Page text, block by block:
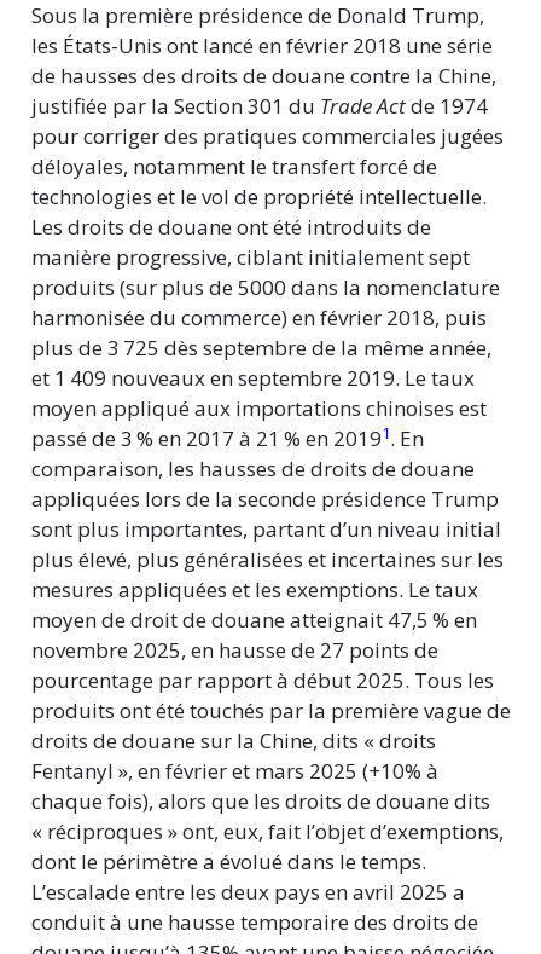
Sous la première présidence de Donald Trump,
les États-Unis ont lancé en février 2018 une série
de hausses des droits de douane contre la Chine,
justifiée par la Section 301 du Trade Actde 1974
pour corriger des pratiques commerciales jugées
déloyales, notamment le transfert forcé de
technologies et le vol de propriété intellectuelle.
Les droits de douane ont été introduits de
manière progressive, ciblant initialement sept
produits (sur plus de 5000 dans la nomenclature
harmonisée du commerce) en février 2018, puis
plus de3 725 dès septembre de la même année,
et 1 409 nouveaux en septembre 2019. Le taux
moyen appliqué aux importations chinoises est
passé de3 % en 2017 à 21 % en 20191. En
comparaison, les hausses de droits de douane
appliquées lors de la seconde présidence Trump
sont plus importantes, partant d’un niveau initial
plus élevé, plus généralisées et incertaines sur les
mesures appliquées et les exemptions. Le taux
moyen de droit de douane atteignait 47,5 % en
novembre 2025, en hausse de 27 points de
pourcentage par rapport à début 2025. Tous les
produits ont été touchés par la première vague de
droits de douane sur la Chine, dits « droits
Fentanyl », en février et mars 2025 (+10% à
chaque fois), alors que les droits de douane dits
« réciproques » ont, eux, fait l’objet d’exemptions,
dont le périmètre a évolué dans le temps.
L’escalade entre les deux pays en avril 2025 a
conduit à une hausse temporaire des droits de